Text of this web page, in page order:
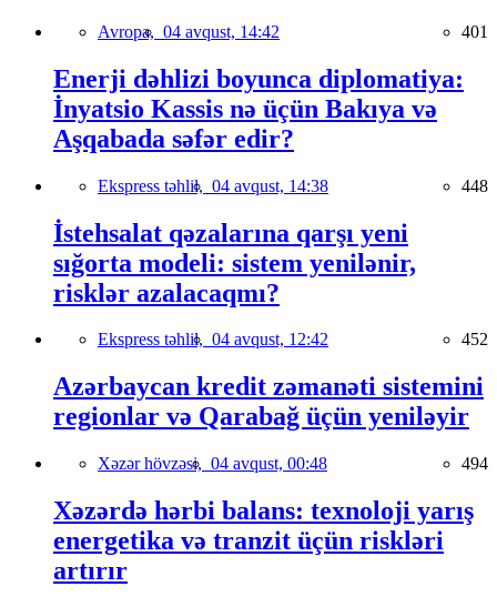
Avropa, 04 avqust, 14:42 401
Enerji dəhlizi boyunca diplomatiya:
İnyatsio Kassis nə üçün Bakıya və
Aşqabada səfər edir?
Ekspress təhlil, 04 avqust, 14:38 448
İstehsalat qəzalarına qarşı yeni
sığorta modeli: sistem yenilənir,
risklər azalacaqmı?
Ekspress təhlil, 04 avqust, 12:42 452
Azərbaycan kredit zəmanəti sistemini
regionlar və Qarabağ üçün yeniləyir
Xəzər hövzəsi, 04 avqust, 00:48 494
Xəzərdə hərbi balans: texnoloji yarış
energetika və tranzit üçün riskləri
artırır